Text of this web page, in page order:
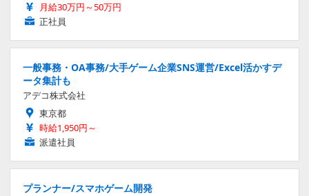
月給30万円～50万円
正社員
一般事務・OA事務/大手ゲーム企業SNS運営/Excel活かすデ
ータ集計も
アデコ株式会社
東京都
時給1,950円～
派遣社員
プランナー/スマホゲーム開発